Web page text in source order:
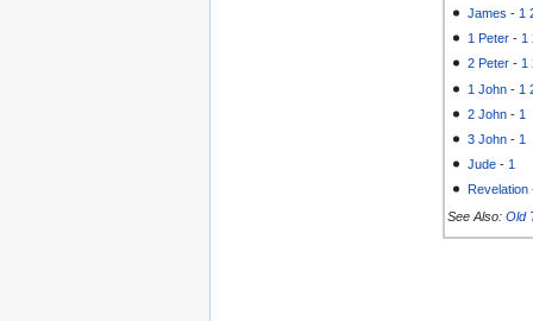
James - 1
1 Peter - 1
2 Peter -1
1 John - 1
2 John - 1
3 John - 1
Jude - 1
Revelation
See Also: Old